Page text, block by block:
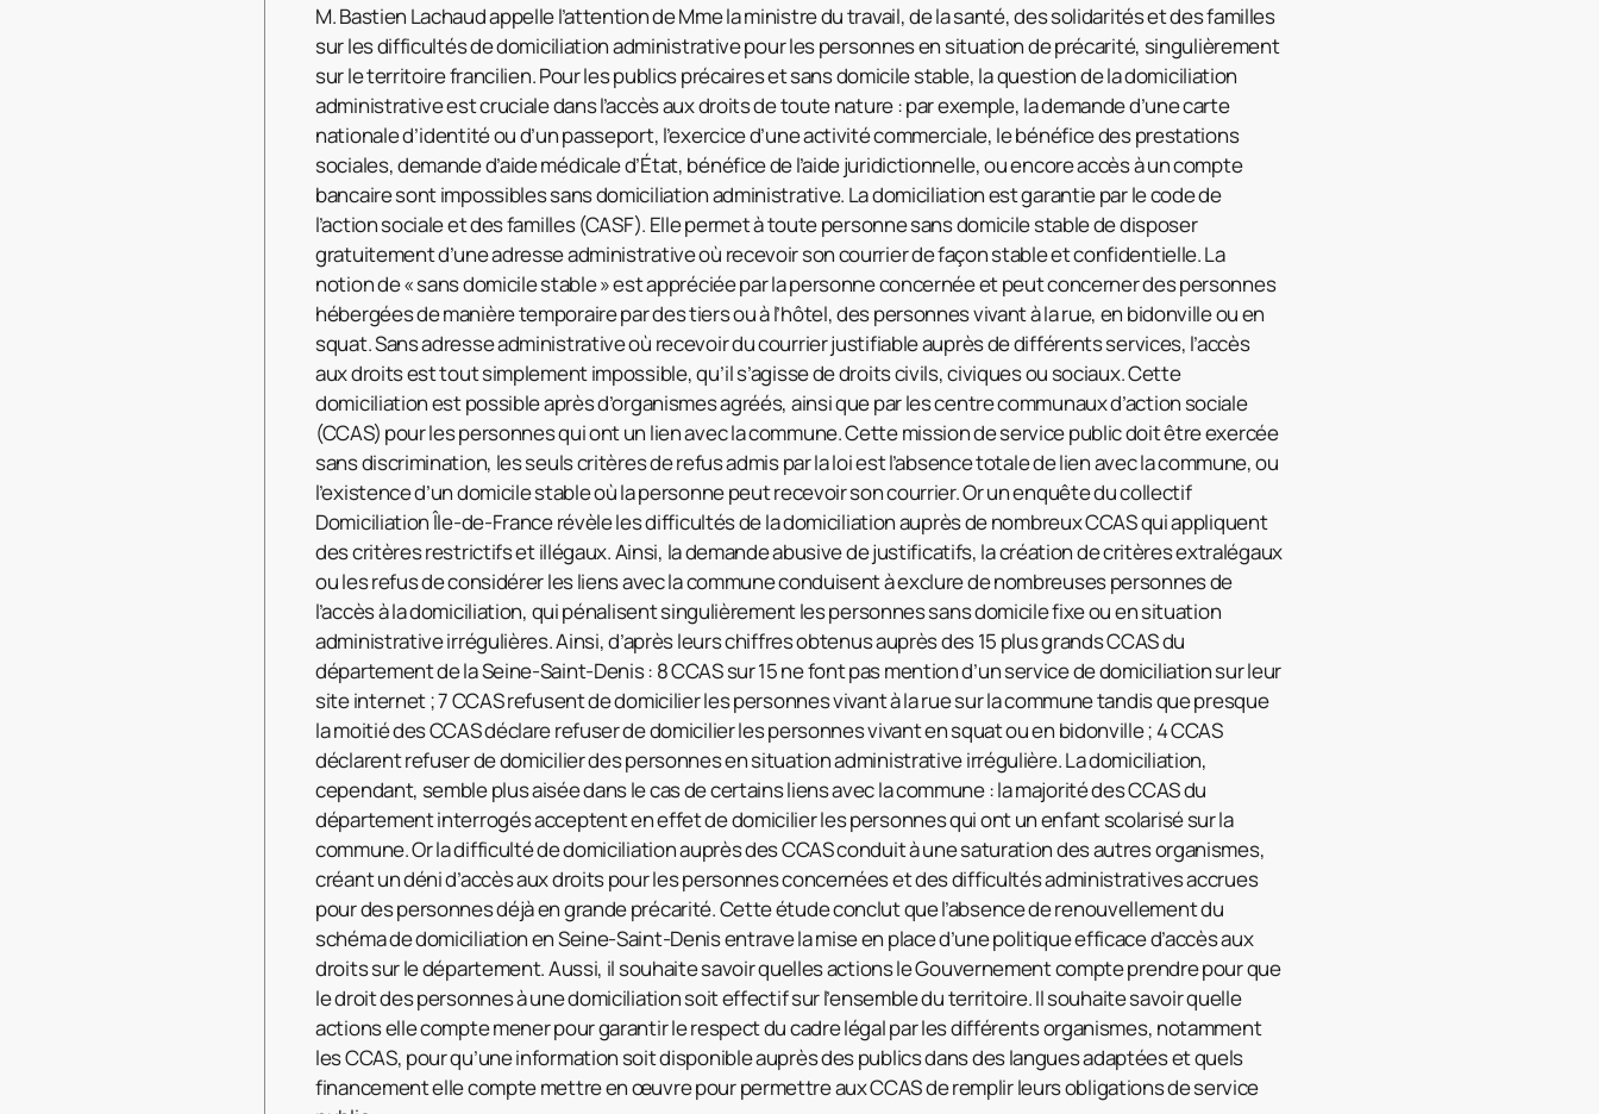
M. Bastien Lachaud appelle l’attention de Mme la ministre du travail, de la santé, des solidarités et des familles
sur les difficultés de domiciliation administrative pour les personnes en situation de précarité, singulièrement
sur le territoire francilien. Pour les publics précaires et sans domicile stable, la question de la domiciliation
administrative est cruciale dans l’accès aux droits de toute nature : par exemple, la demande d’une carte
nationale d’identité ou d’un passeport, l’exercice d’une activité commerciale, le bénéfice des prestations
sociales, demande d’aide médicale d’État, bénéfice de l’aide juridictionnelle, ou encore accès à un compte
bancaire sont impossibles sans domiciliation administrative. La domiciliation est garantie par le code de
l’action sociale et des familles (CASF). Elle permet à toute personne sans domicile stable de disposer
gratuitement d’une adresse administrative où recevoir son courrier de façon stable et confidentielle. La
notion de « sans domicile stable » est appréciée par la personne concernée et peut concerner des personnes
hébergées de manière temporaire par des tiers ou à l’hôtel, des personnes vivant à la rue, en bidonville ou en
squat. Sans adresse administrative où recevoir du courrier justifiable auprès de différents services, l’accès
aux droits est tout simplement impossible, qu’il s’agisse de droits civils, civiques ou sociaux. Cette
domiciliation est possible après d’organismes agréés, ainsi que par les centre communaux d’action sociale
(CCAS) pour les personnes qui ont un lien avec la commune. Cette mission de service public doit être exercée
sans discrimination, les seuls critères de refus admis par la loi est l’absence totale de lien avec la commune, ou
l’existence d’un domicile stable où la personne peut recevoir son courrier. Or un enquête du collectif
Domiciliation Île-de-France révèle les difficultés de la domiciliation auprès de nombreux CCAS qui appliquent
des critères restrictifs et illégaux. Ainsi, la demande abusive de justificatifs, la création de critères extralégaux
ou les refus de considérer les liens avec la commune conduisent à exclure de nombreuses personnes de
l’accès à la domiciliation, qui pénalisent singulièrement les personnes sans domicile fixe ou en situation
administrative irrégulières. Ainsi, d’après leurs chiffres obtenus auprès des 15 plus grands CCAS du
département de la Seine-Saint-Denis : 8 CCAS sur 15 ne font pas mention d’un service de domiciliation sur leur
site internet ; 7 CCAS refusent de domicilier les personnes vivant à la rue sur la commune tandis que presque
la moitié des CCAS déclare refuser de domicilier les personnes vivant en squat ou en bidonville ; 4 CCAS
déclarent refuser de domicilier des personnes en situation administrative irrégulière. La domiciliation,
cependant, semble plus aisée dans le cas de certains liens avec la commune : la majorité des CCAS du
département interrogés acceptent en effet de domicilier les personnes qui ont un enfant scolarisé sur la
commune. Or la difficulté de domiciliation auprès des CCAS conduit à une saturation des autres organismes,
créant un déni d’accès aux droits pour les personnes concernées et des difficultés administratives accrues
pour des personnes déjà en grande précarité. Cette étude conclut que l’absence de renouvellement du
schéma de domiciliation en Seine-Saint-Denis entrave la mise en place d’une politique efficace d’accès aux
droits sur le département. Aussi, il souhaite savoir quelles actions le Gouvernement compte prendre pour que
le droit des personnes à une domiciliation soit effectif sur l’ensemble du territoire. Il souhaite savoir quelle
actions elle compte mener pour garantir le respect du cadre légal par les différents organismes, notamment
les CCAS, pour qu’une information soit disponible auprès des publics dans des langues adaptées et quels
financement elle compte mettre en œuvre pour permettre aux CCAS de remplir leurs obligations de service